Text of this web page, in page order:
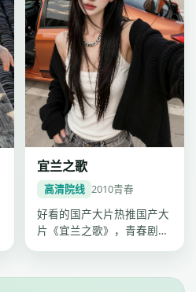
宜兰之歌
高清院线 2010青春
好看的国产大片热推国产大
片《宜兰之歌》，青春剧情